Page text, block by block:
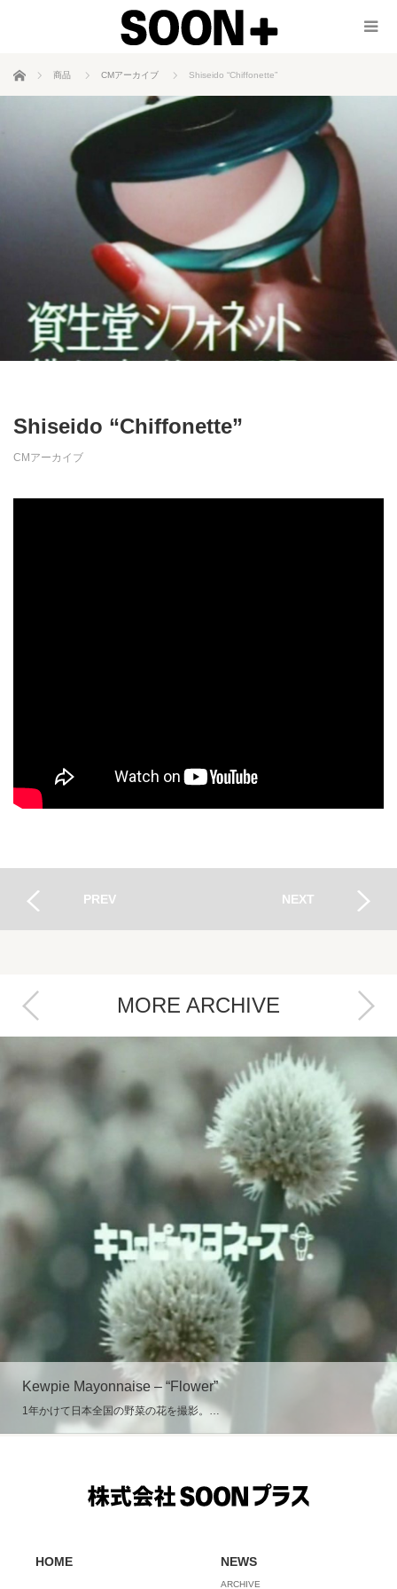
ホーム 商品 CMアーカイブ Shiseido “Chiffonette”
Shiseido “Chiffonette”
CMアーカイブ
PREV NEXT
MORE ARCHIVE
Kewpie Mayonnaise – “Flower”
1年かけて日本全国の野菜の花を撮影。…
Next
HOME NEWS
ARCHIVE